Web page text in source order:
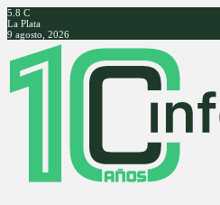
5.8 C
La Plata
9 agosto, 2026
Facebook
Twitter
Instagram
Youtube